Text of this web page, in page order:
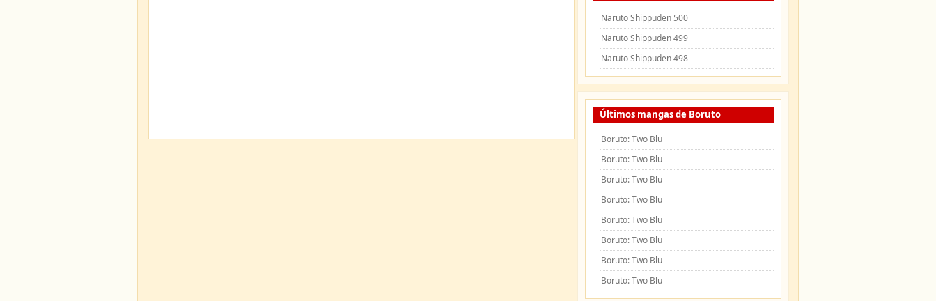
Naruto Shippuden 500
Naruto Shippuden 499
Naruto Shippuden 498
Últimos mangas de Boruto
Boruto: Two Blu
Boruto: Two Blu
Boruto: Two Blu
Boruto: Two Blu
Boruto: Two Blu
Boruto: Two Blu
Boruto: Two Blu
Boruto: Two Blu